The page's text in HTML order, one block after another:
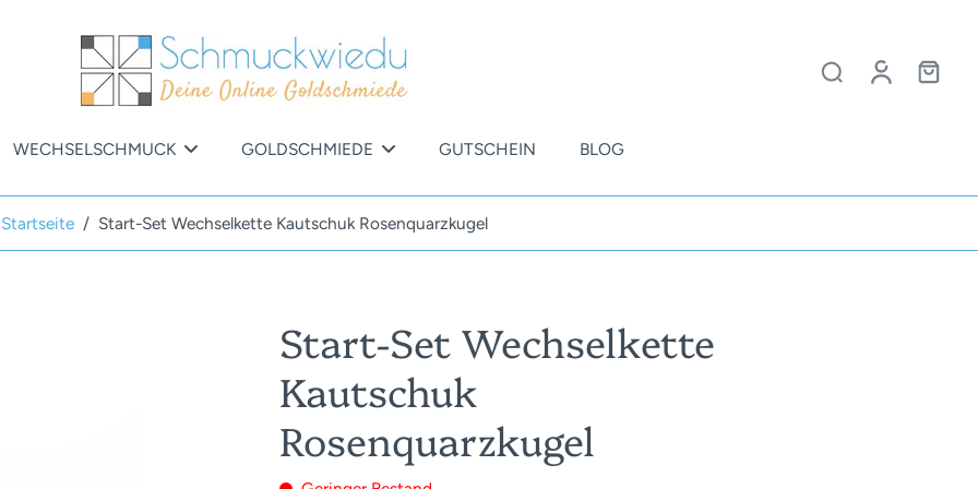
WECHSELSCHMUCK GOLDSCHMIEDE GUTSCHEIN BLOG
Startseite / Start-Set Wechselkette Kautschuk Rosenquarzkugel
Start-Set Wechselkette
Kautschuk
Rosenquarzkugel